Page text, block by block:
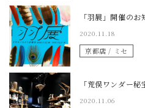
「羽展」開催のお
2020.11.18
京都店 / ミセ
「荒俣ワンダー
2020.11.06